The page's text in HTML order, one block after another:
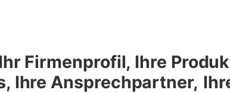
Firmenprofil, Ihre
Ihre Ansprechpartner,